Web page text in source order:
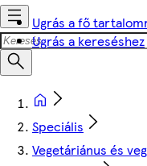
Ugrás a fő
Ugrás a kereséshez
Speciális
Vegetáriánus és